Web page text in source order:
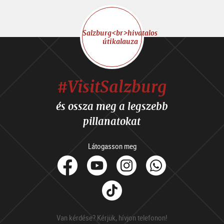
Salzburg<br>hivatalos
útikalauza
#VisitSalzburg
és ossza meg a legszebb
pillanatokat
Látogasson meg
facebook
YoutubeInstagram
Tik
Tok
Van kérdése? Kérjük, hívjon telefonon!